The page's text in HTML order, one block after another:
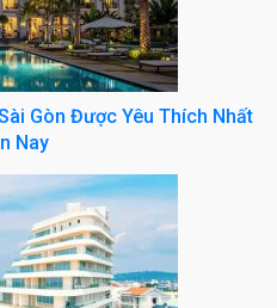
Gòn Được Yêu Thích Nhất
Nay